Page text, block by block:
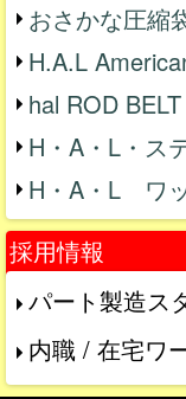
おさかな圧縮
H.A.L
hal ROD BELT
H・A・L・ス
H・A・L ワ
採用情報
パート製造ス
内職 / 在宅ワ